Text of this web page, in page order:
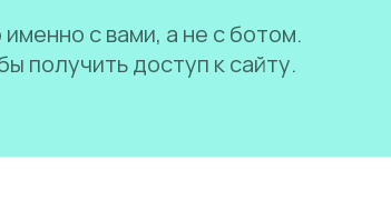
с вами, а не с ботом.
получить доступ к сайту.